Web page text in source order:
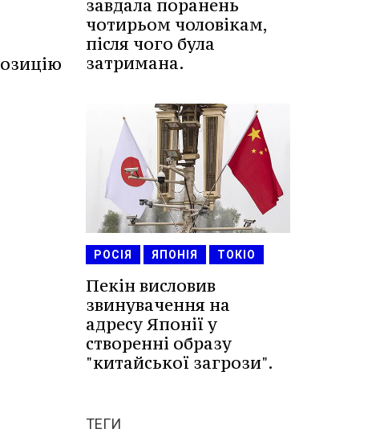
завдала поранень
чотирьом чоловікам,
після чого була
затримана.
РОСІЯ ЯПОНІЯ ТОКІО
Пекін висловив
звинувачення на
адресу Японії у
створенні образу
"китайської загрози".
ТЕГИ